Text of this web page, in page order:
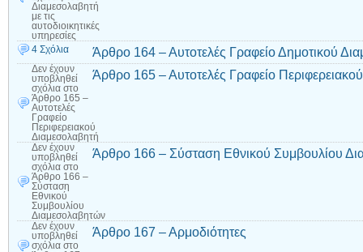
Διαμεσολαβητή
με τις
αυτοδιοικητικές
υπηρεσίες
4 Σχόλια Άρθρο 164 – Αυτοτελές Γραφείο Δημοτικού
Δεν έχουν
υποβληθεί
σχόλια στο
Άρθρο 165 –
Αυτοτελές
Γραφείο
Περιφερειακού
Διαμεσολαβητή
Άρθρο 165 – Αυτοτελές Γραφείο
Δεν έχουν
υποβληθεί
σχόλια στο
Άρθρο 166 –
Σύσταση
Εθνικού
Συμβουλίου
Διαμεσολαβητών
Άρθρο 166 – Σύσταση Εθνικού Συμβουλίου
Δεν έχουν
υποβληθεί
σχόλια στο
Άρθρο 167 – Αρμοδιότητες